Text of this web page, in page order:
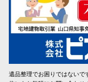
遺品整理でお困りではないで